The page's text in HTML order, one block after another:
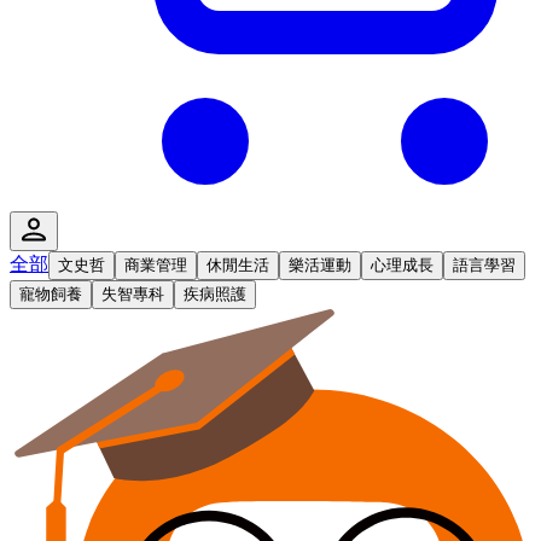
全部 文史哲 商業管理 休閒生活 樂活運動 心理成長
語言學習
寵物飼養
失智專科 疾病照護